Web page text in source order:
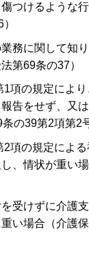
つけるような
務に関して知
第69条の37）
項の規定によ
告をせず、又
の39第2項第2
項の規定によ
、情状が重い
受けずに介護
い場合（介護